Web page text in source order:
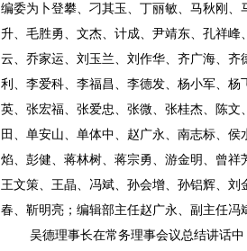
编委为卜登攀、刁其玉、丁丽敏、马秋刚
升、毛胜勇、文杰、计成、尹靖东、孔祥
云、乔家运、刘玉兰、刘作华、齐广海、
利、李爱科、李福昌、李德发、杨小军、
英、张宏福、张爱忠、张微、张桂杰、陈
田、单安山、单体中、赵广永、南志标、
焰、彭健、蒋林树、蒋宗勇、游金明、曾
王文策、王晶、冯斌、孙会增、孙铝辉、
春、靳明亮；编辑部主任赵广永、副主任冯
吴德理事长在常务理事会议总结讲话